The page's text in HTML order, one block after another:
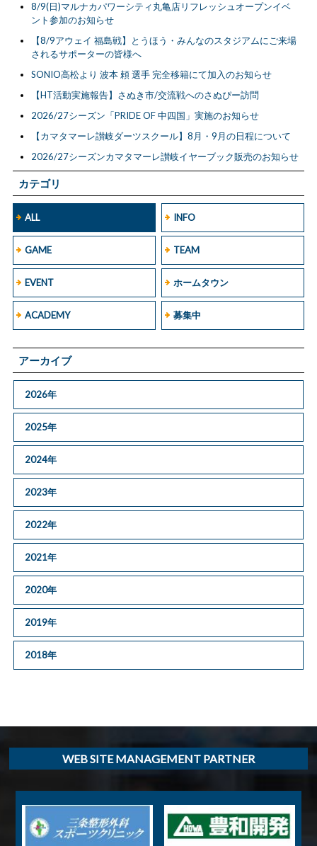
カテゴリ
ALL INFO
GAME TEAM
EVENT ホームタウン
ACADEMY 募集中
アーカイブ
2026年
2025年
2024年
2023年
2022年
2021年
2020年
2019年
2018年
8/9(日)マルナカパワーシティ丸亀店リフレッシュオープンイベ
ント参加のお知らせ
【8/9アウェイ 福島戦】とうほう・みんなのスタジアムにご来場
されるサポーターの皆様へ
SONIO高松より 波本 頼 選手 完全移籍にて加入のお知らせ
【HT活動実施報告】さぬき市/交流戦へのさぬぴー訪問
2026/27シーズン「PRIDE OF 中四国」実施のお知らせ
【カマタマーレ讃岐ダーツスクール】8月・9月の日程について
2026/27シーズンカマタマーレ讃岐イヤーブック販売のお知らせ
WEB SITE MANAGEMENT PARTNER